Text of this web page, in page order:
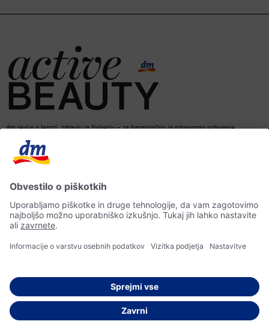
dm revija o lepoti, zdravju in življenju – za harmonično in odgovorno sobivanje.
© 2026 dm drogerie markt d.o.o.